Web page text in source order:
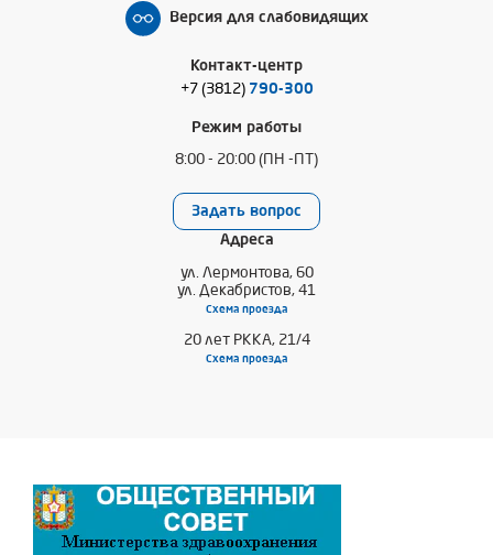
Версия для слабовидящих
Контакт-центр
+7 (3812) 790-300
Режим работы
8:00 - 20:00 (ПН -ПТ)
Задать вопрос
Адреса
ул. Лермонтова, 60
ул. Декабристов, 41
Схема проезда
20 лет РККА, 21/4
Схема проезда